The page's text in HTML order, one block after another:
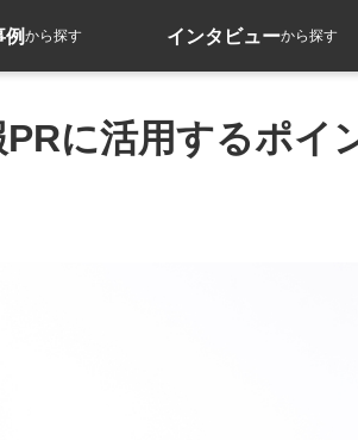
例から探す インタビューから探す
に活用するポイ